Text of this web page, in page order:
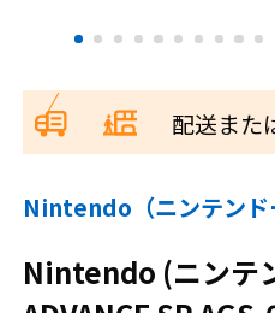
配送また
Nintendo（ニンテンド
Nintendo (ニンテ